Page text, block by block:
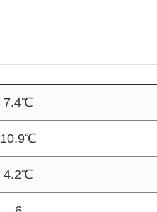
7.4℃
10.9℃
4.2℃